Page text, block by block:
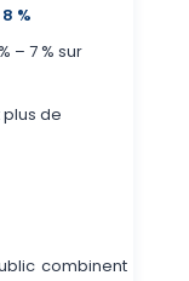
%
– 7 % sur
de
combinent